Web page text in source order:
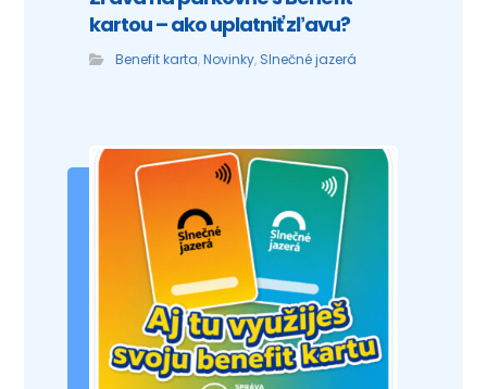
kartou – ako uplatniť zľavu?
Benefit karta,Novinky, Slnečné jazerá